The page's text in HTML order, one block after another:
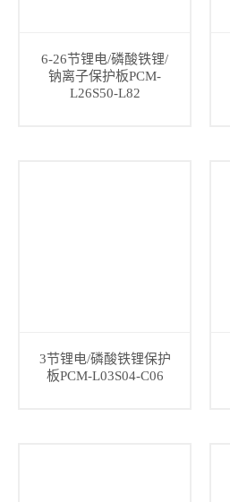
6-26节锂电/磷酸铁锂/
钠离子保护板PCM-
L26S50-L82
3节锂电/磷酸铁锂保护
板PCM-L03S04-C06